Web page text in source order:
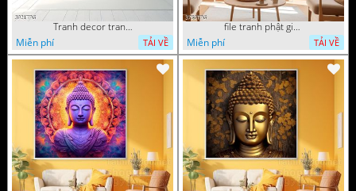
Tranh decor trang trí tường Phật giáo
Miễn phí
TẢI VỀ
file tranh phật giáo mẫu mới nhất
Miễn phí
TẢI VỀ